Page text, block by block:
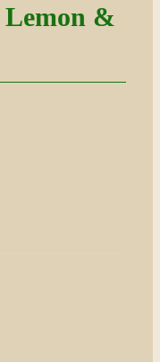
Lemon &